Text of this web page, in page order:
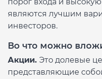
являются лучшим
инвесторов.
Во что можно
Акции. Это долевые
представляющие